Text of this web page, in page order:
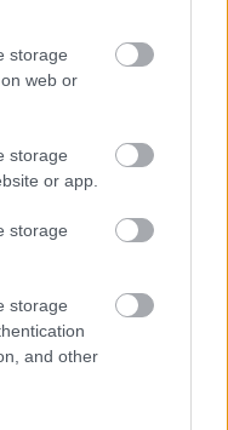
storage
web or
storage
or app.
storage
storage
and other
2026